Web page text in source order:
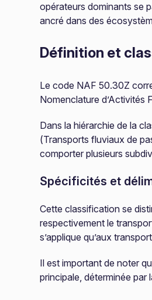
opérateurs dominants se
ancré dans des
Définition et
Le code NAF 50.30Z
Nomenclature d’Activités
Dans la hiérarchie de la
(Transports fluviaux de
comporter plusieurs
Spécificités et
Cette classification se
respectivement le
s’applique qu’aux
Il est important de noter
principale, déterminée par